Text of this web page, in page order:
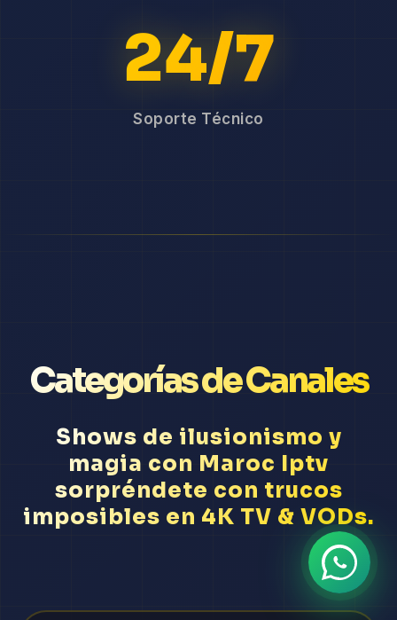
24/7
Soporte Técnico
Categorías de Canales
Shows de ilusionismo y
magia con Maroc Iptv
sorpréndete con trucos
imposibles en 4K TV & VODs.